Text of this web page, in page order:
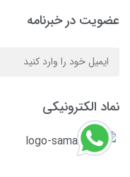
عضویت در خبرنامه
نماد الکترونیکی